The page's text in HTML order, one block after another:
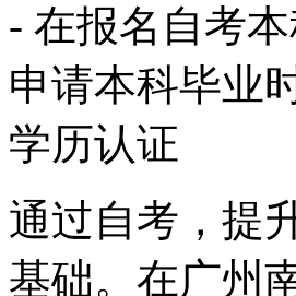
- 在报名自考
申请本科毕业
学历认证
通过自考，提
基础。在广州